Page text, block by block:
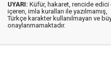
UYARI: Küfür, hakaret, rencide edici
içeren, imla kuralları ile yazılmamış,
Türkçe karakter kullanılmayan ve
onaylanmamaktadır.